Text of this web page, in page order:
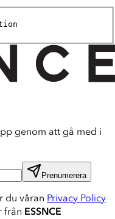
genom att gå med i
Prenumerera
du våran Privacy Policy
från ESSNCE